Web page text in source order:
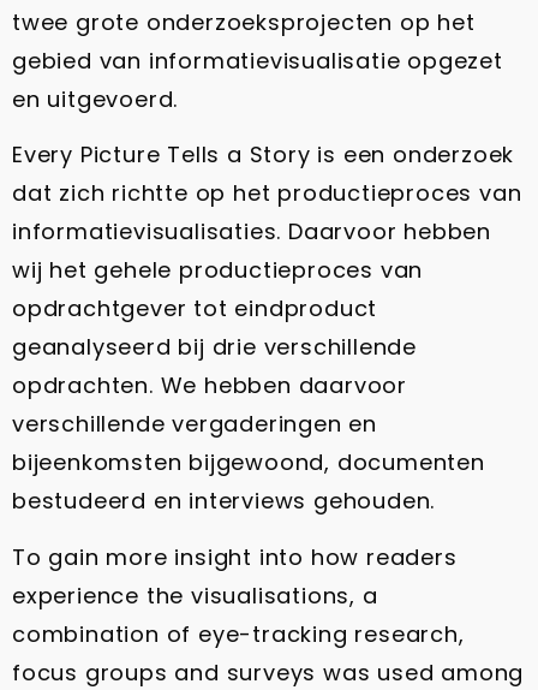
twee grote onderzoeksprojecten op het
gebied van informatievisualisatie opgezet
en uitgevoerd.
Every Picture Tells a Story is een onderzoek
dat zich richtte op het productieproces van
informatievisualisaties. Daarvoor hebben
wij het gehele productieproces van
opdrachtgever tot eindproduct
geanalyseerd bij drie verschillende
opdrachten. We hebben daarvoor
verschillende vergaderingen en
bijeenkomsten bijgewoond, documenten
bestudeerd en interviews gehouden.
To gain more insight into how readers
experience the visualisations, a
combination of eye-tracking research,
focus groups and surveys was used among